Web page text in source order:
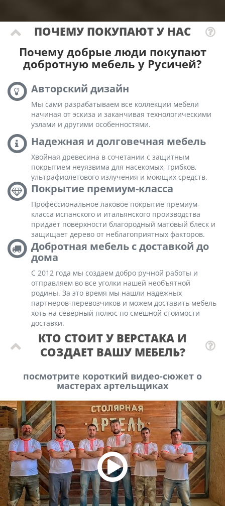
ПОЧЕМУ ПОКУПАЮТ У НАС
Почему добрые люди покупают
добротную мебель у Русичей?
Авторский дизайн
Мы сами разрабатываем все коллекции мебели
начиная от эскиза и заканчивая технологическими
узлами и другими особенностями.
Надежная и долговечная мебель
Хвойная древесина в сочетании с защитным
покрытием неуязвима для насекомых, грибков,
ультрафиолетового излучения и моющих средств.
Покрытие премиум-класса
Профессиональное лаковое покрытие премиум-
класса испанского и итальянского производства
придает поверхности благородный матовый блеск и
защищает дерево от неблагоприятных факторов.
Добротная мебель с доставкой до
дома
С 2012 года мы создаем добро ручной работы и
отправляем во все уголки нашей необъятной
родины. За это время мы нашли надежных
партнеров-перевозчиков и можем доставить мебель
хоть на северный полюс по смешной стоимости
доставки.
КТО СТОИТ У ВЕРСТАКА И
СОЗДАЕТ ВАШУ МЕБЕЛЬ?
посмотрите короткий видео-сюжет о
мастерах артельщиках